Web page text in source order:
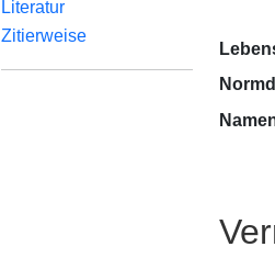
Literatur
Zitierweise